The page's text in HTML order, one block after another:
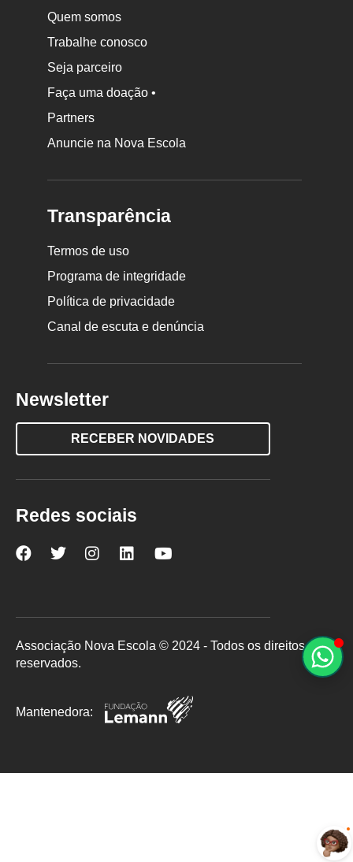
Quem somos
Trabalhe conosco
Seja parceiro
Faça uma doação •
Partners
Anuncie na Nova Escola
Transparência
Termos de uso
Programa de integridade
Política de privacidade
Canal de escuta e denúncia
Newsletter
RECEBER NOVIDADES
Redes sociais
Nova
Facebook
Nova
Twitter
Nova
Instagram
Nova
LinkedInYouTube
Associação Nova Escola © 2024 - Todos os direitos
reservados.
Mantenedora: